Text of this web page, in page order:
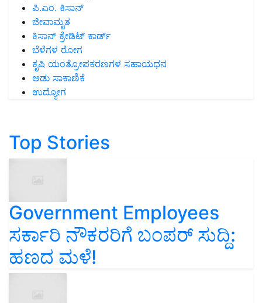
ಪಿ.ಎಂ. ಕಿಸಾನ್
ಜೀವಾಮೃತ
ಕಿಸಾನ್ ಕ್ರೇಡಿಟ್ ಕಾರ್ಡ್
ಬೆಳೆಗಳ ರೋಗ
ಕೃಷಿ ಯಂತ್ರೋಪಕರಣಗಳ ಸಹಾಯಧನ
ಆಡು ಸಾಕಾಣಿಕೆ
ಉದ್ಯೋಗ
Top Stories
Government Employees
ಸರ್ಕಾರಿ ನೌಕರರಿಗೆ ಬಂಪರ್‌ ಸುದ್ದಿ:
ಹಣದ ಮಳೆ!